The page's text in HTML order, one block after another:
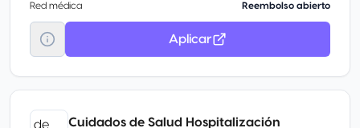
Red médica
Reembolso abierto
Aplicar
Cuidados de Salud Hospitalización